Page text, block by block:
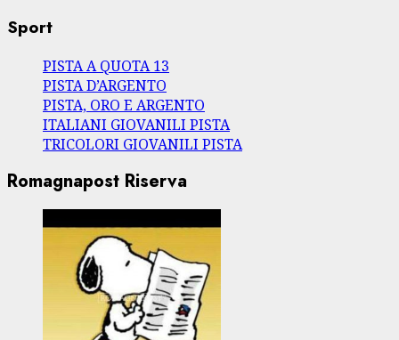
Sport
PISTA A QUOTA 13
PISTA D’ARGENTO
PISTA, ORO E ARGENTO
ITALIANI GIOVANILI PISTA
TRICOLORI GIOVANILI PISTA
Romagnapost Riserva